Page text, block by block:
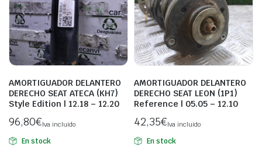
AMORTIGUADOR DELANTERO
DERECHO SEAT ATECA (KH7)
Style Edition | 12.18 – 12.20
96,80€Iva incluido
En stock
AMORTIGUADOR DELANTERO
DERECHO SEAT LEON (1P1)
Reference | 05.05 – 12.10
42,35€Iva incluido
En stock